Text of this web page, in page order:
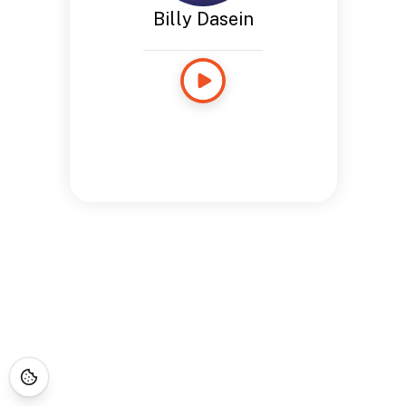
Billy Dasein